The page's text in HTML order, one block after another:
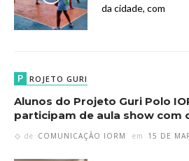
da cidade, com
P ROJETO GURI
Alunos do Projeto Guri Polo
participam de aula show com
de COMUNICAÇÃO IORM em 15 DE